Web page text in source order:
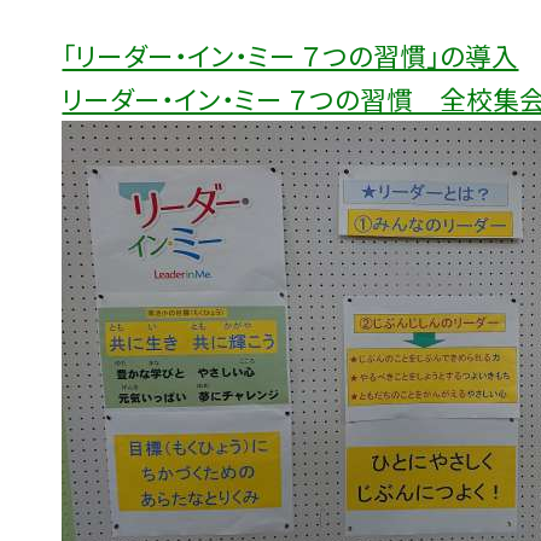
「リーダー・イン・ミー ７つの習慣」の導入
リーダー・イン・ミー ７つの習慣 全校集